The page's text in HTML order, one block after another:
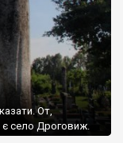
От,
є село Дроговиж.